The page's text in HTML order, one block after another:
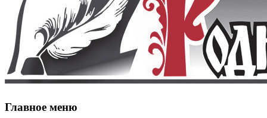
Главное меню